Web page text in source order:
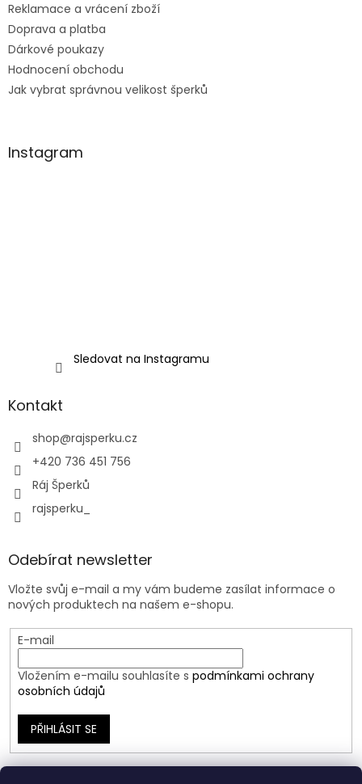
Reklamace a vrácení zboží
Doprava a platba
Dárkové poukazy
Hodnocení obchodu
Jak vybrat správnou velikost šperků
Instagram
Sledovat na Instagramu
Kontakt
shop@rajsperku.cz
+420 736 451 756
Ráj Šperků
rajsperku_
Odebírat newsletter
Vložte svůj e-mail a my vám budeme zasílat informace o
nových produktech na našem e-shopu.
E-mail
Vložením e-mailu souhlasíte s podmínkami ochrany
osobních údajů
PŘIHLÁSIT SE